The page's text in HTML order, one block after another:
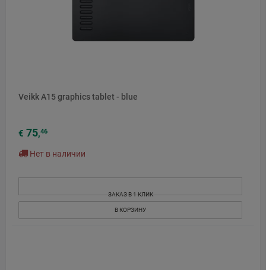
Veikk A15 graphics tablet - blue
€ 75,46
Нет в наличии
ЗАКАЗ В 1 КЛИК
В КОРЗИНУ